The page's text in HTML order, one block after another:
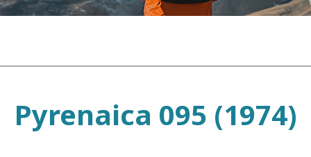
Pyrenaica 095 (1974)